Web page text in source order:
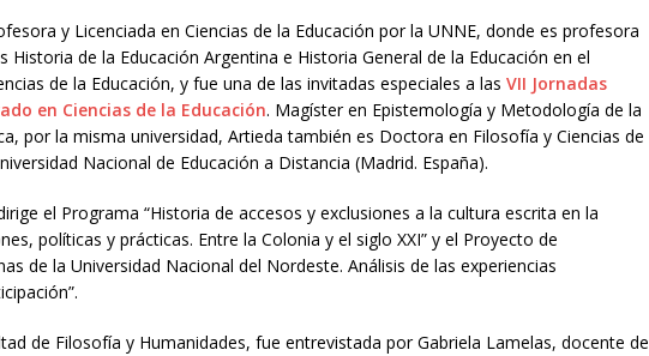
y Licenciada en Ciencias de la Educación por la UNNE, donde es profesora
Historia de la Educación Argentina e Historia General de la Educación en el
de la Educación, y fue una de las invitadas especiales a las VII Jornadas
en Ciencias de la Educación. Magíster en Epistemología y Metodología de la
por la misma universidad, Artieda también es Doctora en Filosofía y Ciencias de
Nacional de Educación a Distancia (Madrid. España).
el Programa “Historia de accesos y exclusiones a la cultura escrita en la
políticas y prácticas. Entre la Colonia y el siglo XXI” y el Proyecto de
de la Universidad Nacional del Nordeste. Análisis de las experiencias
de Filosofía y Humanidades, fue entrevistada por Gabriela Lamelas, docente de